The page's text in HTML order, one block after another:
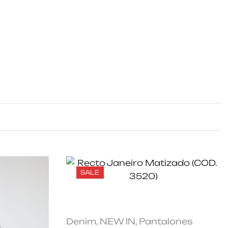
SALE
Denim, NEW IN, Pantalones